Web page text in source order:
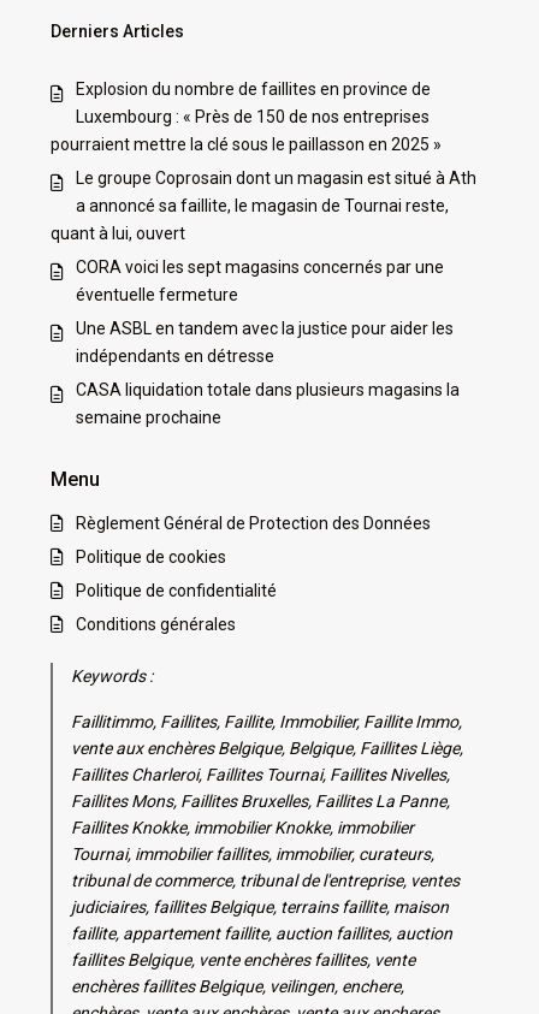
Derniers Articles
Explosion du nombre de faillites en province de
Luxembourg : « Près de 150 de nos entreprises
pourraient mettre la clé sous le paillasson en 2025 »
Le groupe Coprosain dont un magasin est situé à Ath
a annoncé sa faillite, le magasin de Tournai reste,
quant à lui, ouvert
CORA voici les sept magasins concernés par une
éventuelle fermeture
Une ASBL en tandem avec la justice pour aider les
indépendants en détresse
CASA liquidation totale dans plusieurs magasins la
semaine prochaine
Menu
Règlement Général de Protection des Données
Politique de cookies
Politique de confidentialité
Conditions générales
Keywords :
Faillitimmo, Faillites, Faillite, Immobilier, Faillite Immo,
vente aux enchères Belgique, Belgique, Faillites Liège,
Faillites Charleroi, Faillites Tournai, Faillites Nivelles,
Faillites Mons, Faillites Bruxelles, Faillites La Panne,
Faillites Knokke, immobilier Knokke, immobilier
Tournai, immobilier faillites, immobilier, curateurs,
tribunal de commerce, tribunal de l'entreprise, ventes
judiciaires, faillites Belgique, terrains faillite, maison
faillite, appartement faillite, auction faillites, auction
faillites Belgique, vente enchères faillites, vente
enchères faillites Belgique, veilingen, enchere,